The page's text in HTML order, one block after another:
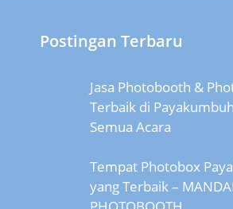
Postingan Terbaru
Jasa Photobooth &
Terbaik di
Semua Acara
Tempat Photobox
yang Terbaik –